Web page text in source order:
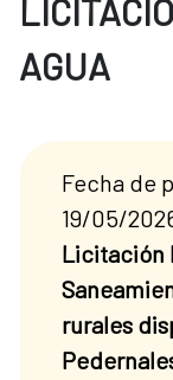
AGUA
Fecha de
19/05/
Licitación
rurales